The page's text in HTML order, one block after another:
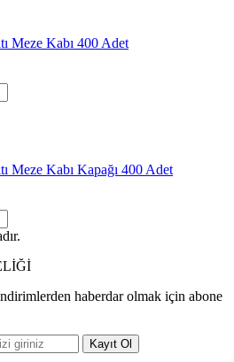
Meze Kabı 400 Adet
Meze Kabı Kapağı 400 Adet
haberdar olmak için abone
Kayıt Ol